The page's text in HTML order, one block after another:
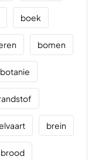
boek
bomen
botanie
brein
brood